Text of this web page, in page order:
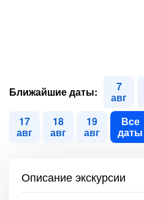
Ближайшие даты: 7
авг
17
авг
18
авг
19
авг
Все
даты
Описание экскурсии